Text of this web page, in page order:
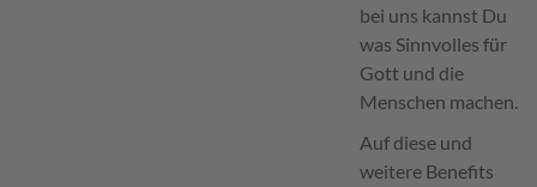
bei uns kannst Du
was Sinnvolles für
Gott und die
Menschen machen.
Auf diese und
weitere Benefits